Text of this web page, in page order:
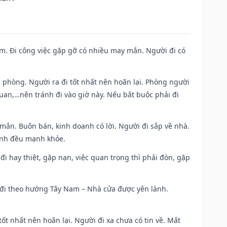
Đi công việc gặp gỡ có nhiều may mắn. Người đi có
Người ra đi tốt nhất nên hoãn lại. Phòng người
tránh đi vào giờ này. Nếu bắt buộc phải đi
Buôn bán, kinh doanh có lời. Người đi sắp về nhà.
đều mạnh khỏe.
hay thiệt, gặp nạn, việc quan trọng thì phải đòn, gặp
theo hướng Tây Nam – Nhà cửa được yên lành.
nhất nên hoãn lại. Người đi xa chưa có tin về. Mất